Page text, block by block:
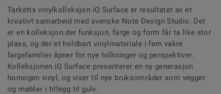
Tarketts vinylkolleksjon iQ Surface er resultatet av et
kreativt samarbeid med svenske Note Design Studio. Det
er en kolleksjon der funksjon, farge og form får ta like stor
plass, og der et holdbart vinylmateriale i fem vakre
fargefamilier åpner for nye tolkninger og perspektiver.
Kolleksjonen iQ Surface presenterer en ny generasjon
homogen vinyl, og viser til nye bruksområder som vegger
og møbler i tillegg til gulv.